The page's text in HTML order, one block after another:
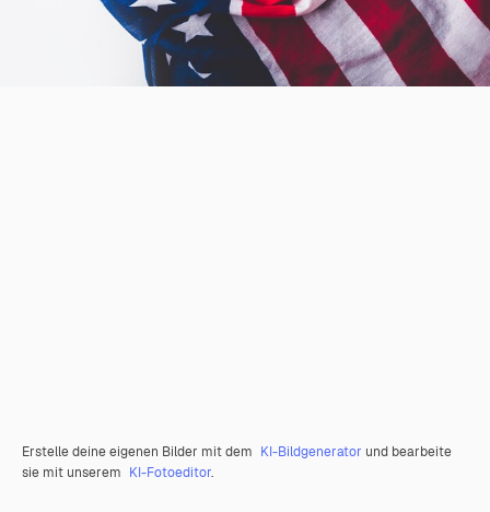
Erstelle deine eigenen Bilder mit dem KI-Bildgenerator und bearbeite
sie mit unserem KI-Fotoeditor.